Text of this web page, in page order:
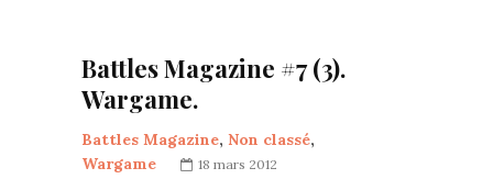
Battles Magazine #7 (3).
Wargame.
Battles Magazine, Non classé,
Wargame
18 mars 2012